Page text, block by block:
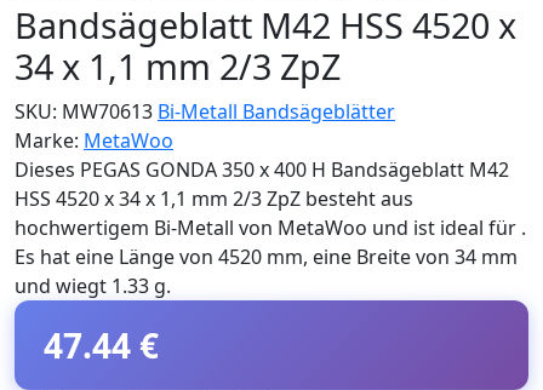
Bandsägeblatt M42 HSS 4520 x
34 x 1,1 mm 2/3 ZpZ
SKU: MW70613 Bi-Metall Bandsägeblätter
Marke: MetaWoo
Dieses PEGAS GONDA 350 x 400 H Bandsägeblatt M42
HSS 4520 x 34 x 1,1 mm 2/3 ZpZ besteht aus
hochwertigem Bi-Metall von MetaWoo und ist ideal für .
Es hat eine Länge von 4520 mm, eine Breite von 34 mm
und wiegt 1.33 g.
47.44 €